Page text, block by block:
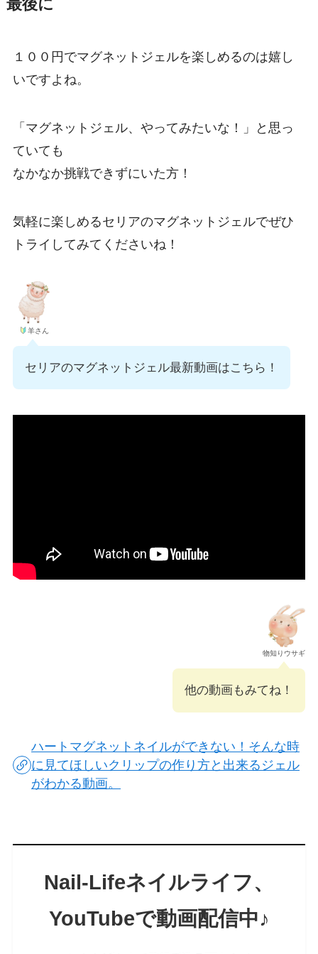
最後に
１００円でマグネットジェルを楽しめるのは嬉し
いですよね。
「マグネットジェル、やってみたいな！」と思っ
ていても
なかなか挑戦できずにいた方！
気軽に楽しめるセリアのマグネットジェルでぜひ
トライしてみてくださいね！
羊さん
セリアのマグネットジェル最新動画はこちら！
物知りウサギ
他の動画もみてね！
ハートマグネットネイルができない！そんな時
に見てほしいクリップの作り方と出来るジェル
がわかる動画。
Nail-Lifeネイルライフ、
YouTubeで動画配信中♪